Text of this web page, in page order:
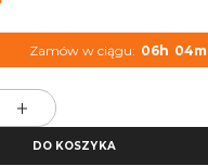
Zamów w ciągu: 06h 04m
DO KOSZYKA